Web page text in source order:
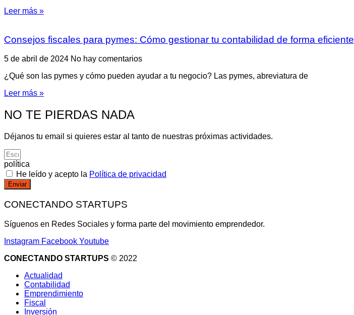
Leer más »
Consejos fiscales para pymes: Cómo gestionar tu contabilidad de forma eficiente
5 de abril de 2024 No hay comentarios
¿Qué son las pymes y cómo pueden ayudar a tu negocio? Las pymes, abreviatura de
Leer más »
NO TE PIERDAS NADA
Déjanos tu email si quieres estar al tanto de nuestras próximas actividades.
política
He leído y acepto la Política de privacidad
Enviar
CONECTANDO STARTUPS
Síguenos en Redes Sociales y forma parte del movimiento emprendedor.
Instagram Facebook Youtube
CONECTANDO STARTUPS © 2022
Actualidad
Contabilidad
Emprendimiento
Fiscal
Inversión